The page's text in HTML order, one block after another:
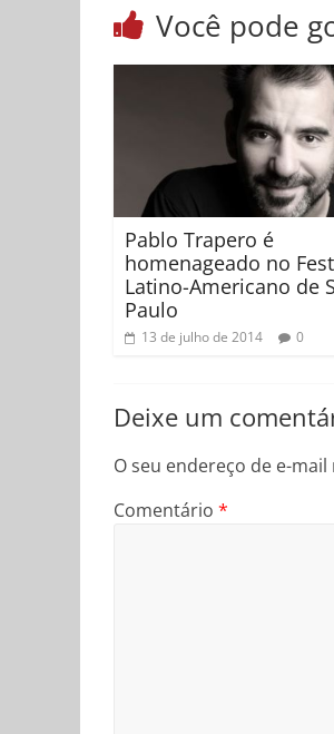
Você pode
Pablo Trapero é
homenageado no
Latino-Americano de
Paulo
13 de julho de 2014 0
Deixe um
O seu endereço de e-
Comentário *